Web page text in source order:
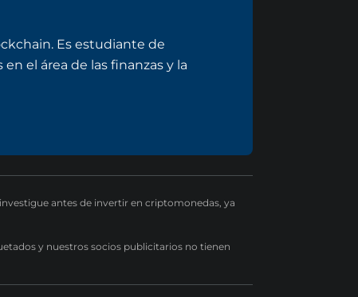
Es estudiante de
el área de las finanzas y la
antes de invertir en criptomonedas, ya
y nuestros socios publicitarios no tienen